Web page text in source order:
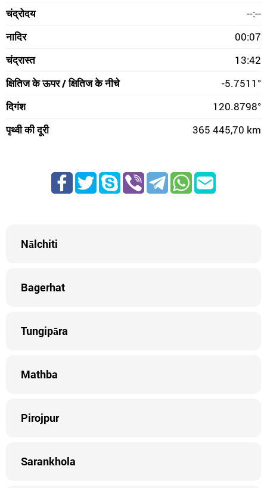
चंद्रोदय
--:--
नादिर
00:07
चंद्रास्त
13:42
क्षितिज के ऊपर / क्षितिज के नीचे
-5.7511°
दिगंश
120.8798°
पृथ्वी की दूरी
365 445,70 km
Nālchiti
Bagerhat
Tungipāra
Mathba
Pirojpur
Sarankhola